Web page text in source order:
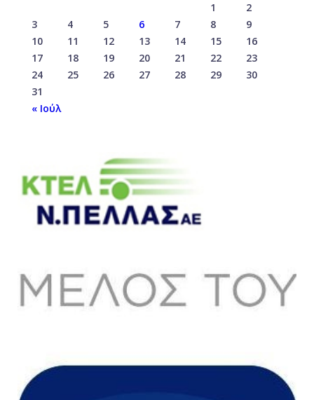
1
2
3
4 5 6 7 8
9
10
11 12 13 14 15
16
17
18 19 20 21 22
23
24
25 26 27 28 29
30
31
« Ιούλ